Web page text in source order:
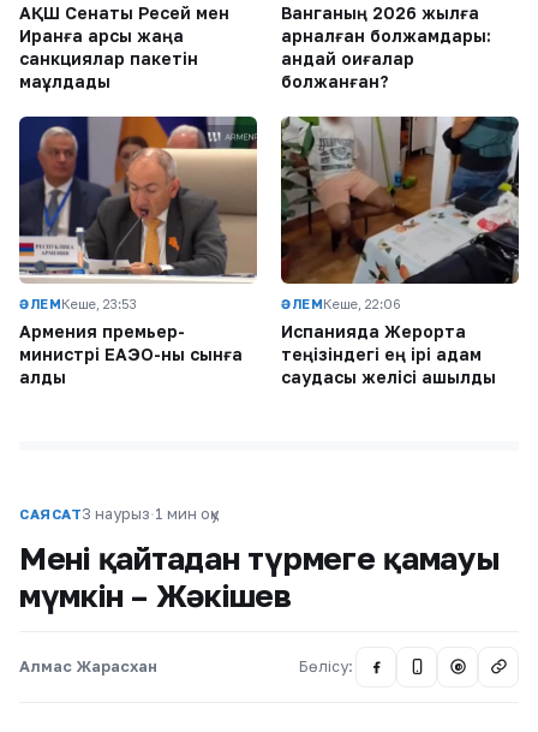
АҚШ Сенаты Ресей мен
Иранға қарсы жаңа
санкциялар пакетін
мақұлдады
Ванганың 2026 жылға
арналған болжамдары:
қандай оқиғалар
болжанған?
ӘЛЕМКеше, 23:53
Армения премьер-
министрі ЕАЭО-ны сынға
алды
ӘЛЕМКеше, 22:06
Испанияда Жерорта
теңізіндегі ең ірі адам
саудасы желісі ашылды
САЯСАТ3 наурыз·1 мин оқу
Мені қайтадан түрмеге қамауы
мүмкін – Жәкішев
Алмас Жарасхан Бөлісу: @